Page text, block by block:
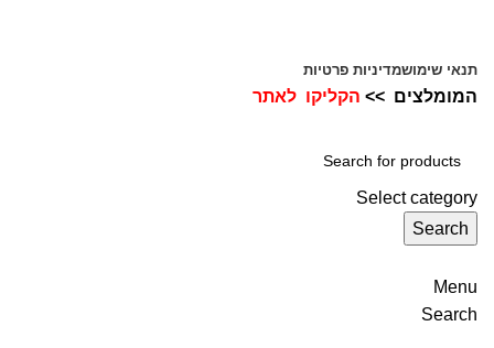
תנאי שימושמדיניות פרטיות
המומלצים >> הקליקו לאתר
Select category
Search
Menu
Search